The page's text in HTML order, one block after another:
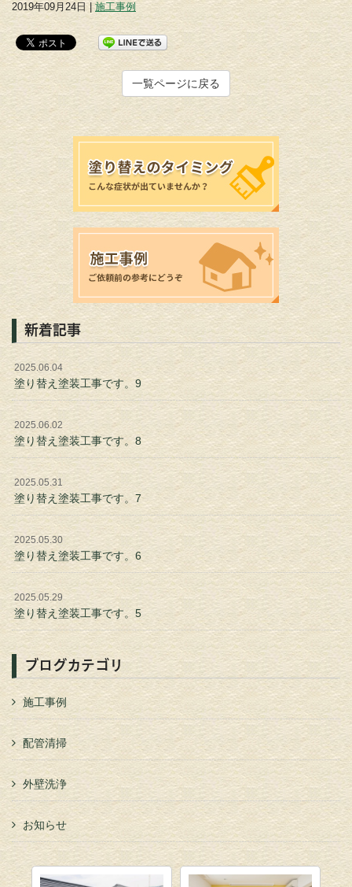
2019年09月24日 |施工事例
一覧ページに戻る
新着記事
2025.06.04
塗り替え塗装工事です。9
2025.06.02
塗り替え塗装工事です。8
2025.05.31
塗り替え塗装工事です。7
2025.05.30
塗り替え塗装工事です。6
2025.05.29
塗り替え塗装工事です。5
ブログカテゴリ
施工事例
配管清掃
外壁洗浄
お知らせ